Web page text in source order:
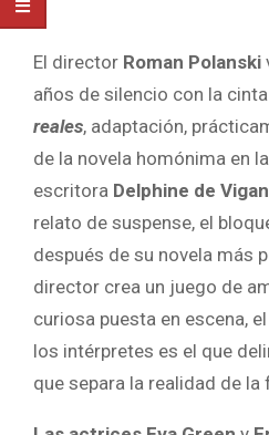
El director Roman Polanski
años de silencio con la cinta
reales, adaptación,
de la novela homónima en
escritora Delphine de Vigan
relato de suspense, el
después de su novela más
director crea un juego de
curiosa puesta en escena,
los intérpretes es el que
que separa la realidad de la